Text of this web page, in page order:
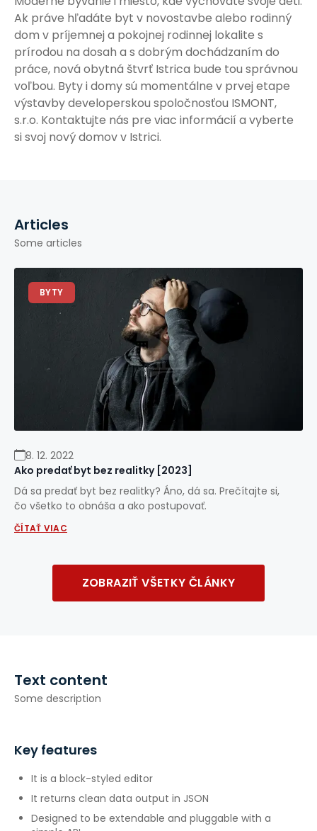
Ak práve hľadáte byt v novostavbe alebo rodinný
dom v príjemnej a pokojnej rodinnej lokalite s
prírodou na dosah a s dobrým dochádzaním do
práce, nová obytná štvrť Istrica bude tou správnou
voľbou. Byty i domy sú momentálne v prvej etape
výstavby developerskou spoločnosťou ISMONT,
s.r.o. Kontaktujte nás pre viac informácií a vyberte
si svoj nový domov v Istrici.
Articles
Some articles
BYTY
8. 12. 2022
Ako predať byt bez realitky [2023]
Dá sa predať byt bez realitky? Áno, dá sa. Prečítajte si,
čo všetko to obnáša a ako postupovať.
ČÍTAŤ VIAC
ZOBRAZIŤ VŠETKY ČLÁNKY
Text content
Some description
Key features
It is a block-styled editor
It returns clean data output in JSON
Designed to be extendable and pluggable with a